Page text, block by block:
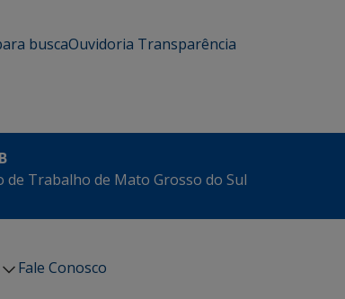
buscaOuvidoria Transparência
de Trabalho de Mato Grosso do Sul
Fale Conosco